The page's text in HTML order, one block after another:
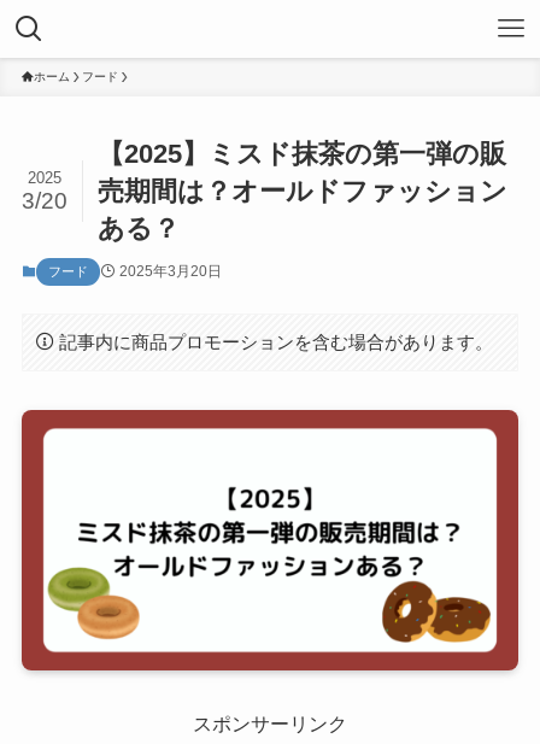
ホーム フード
【2025】ミスド抹茶の第一弾の販
売期間は？オールドファッション
ある？
2025
3/20
フード 2025年3月20日
記事内に商品プロモーションを含む場合があります。
スポンサーリンク